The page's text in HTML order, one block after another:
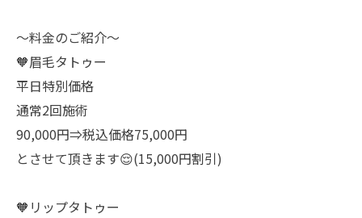
〜料金のご紹介〜
🧡眉毛タトゥー
平日特別価格
通常2回施術
90,000円⇒税込価格75,000円
とさせて頂きます😌(15,000円割引)
🧡リップタトゥー